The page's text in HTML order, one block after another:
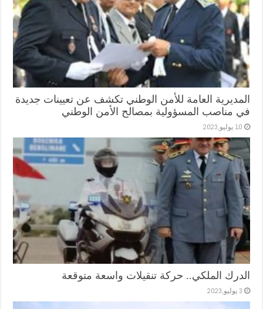
المديرية العامة للأمن الوطني تكشف عن تعيينات جديدة
في مناصب المسؤولية بمصالح الأمن الوطني
10 يوليو,2023
الدرك الملكي.. حركة تنقيلات واسعة متوقعة
3 يوليو,2023